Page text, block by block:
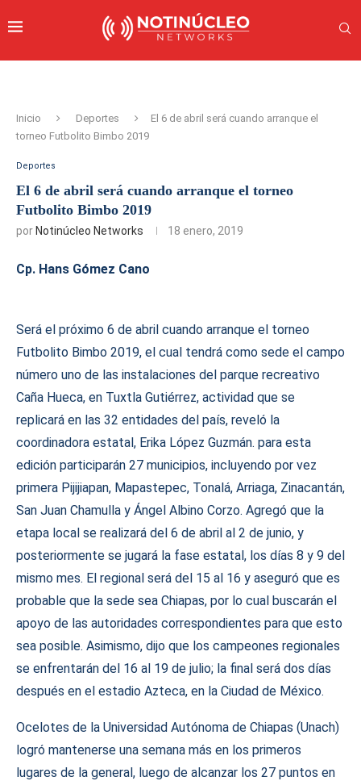
Inicio Deportes
El 6 de abril será cuando arranque el
torneo Futbolito Bimbo 2019
Deportes
El 6 de abril será cuando arranque el torneo
Futbolito Bimbo 2019
por Notinúcleo Networks 18 enero, 2019
Cp. Hans Gómez Cano
Será el próximo 6 de abril cuando arranque el torneo
Futbolito Bimbo 2019, el cual tendrá como sede el campo
número uno de las instalaciones del parque recreativo
Caña Hueca, en Tuxtla Gutiérrez, actividad que se
replicará en las 32 entidades del país, reveló la
coordinadora estatal, Erika López Guzmán. para esta
edición participarán 27 municipios, incluyendo por vez
primera Pijijiapan, Mapastepec, Tonalá, Arriaga, Zinacantán,
San Juan Chamulla y Ángel Albino Corzo. Agregó que la
etapa local se realizará del 6 de abril al 2 de junio, y
posteriormente se jugará la fase estatal, los días 8 y 9 del
mismo mes. El regional será del 15 al 16 y aseguró que es
probable que la sede sea Chiapas, por lo cual buscarán el
apoyo de las autoridades correspondientes para que esto
sea posible. Asimismo, dijo que los campeones regionales
se enfrentarán del 16 al 19 de julio; la final será dos días
después en el estadio Azteca, en la Ciudad de México.
Ocelotes de la Universidad Autónoma de Chiapas (Unach)
logró mantenerse una semana más en los primeros
lugares de la general, luego de alcanzar los 27 puntos en